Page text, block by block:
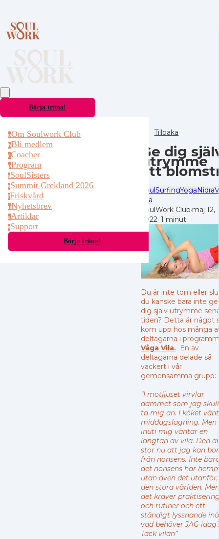
Börja träna!
oOm Soulwork Club
bBli medlem
cCoacher
pProgram
sSoulSisters
sSummit Grekland 2026
fFriskvård
nNyhetsbrev
aArtiklar
sSupport
Börja träna!
Tillbaka
Ge dig
utrymme
att
SoulSurfingYogaNidra
Vila
SoulWork Club·maj 12,
2022· 1 minut
Du är inte tom eller
du kanske bara inte
dig själv utrymme
tiden? Detta är något
kom upp hos många
deltagarna i
Våga Vila. ⁠ En av
deltagarna delade så
vackert i vår
gemensamma grupp:
”I motljuset virvlar
dammet som jag
ta mig an. I köket
middagslagning. Men
inuti mig väntar en
längtan av vila. Den
stor nu att jag kan
från nonsens. Inte
det nonsens här
utan även det
den stora världen. Men
det kräver
och rutiner och ett
ständigt lyssnande
vad behöver JAG
Tack vilan”